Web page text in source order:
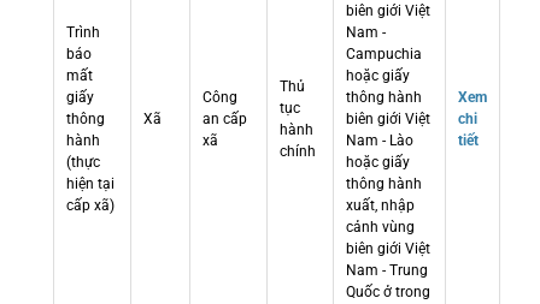
Trình
báo
mất
giấy
thông
hành
(thực
hiện tại
cấp xã)
Xã
Công
an cấp
xã
Thủ
tục
hành
chính
biên giới Việt
Nam -
Campuchia
hoặc giấy
thông hành
biên giới Việt
Nam - Lào
hoặc giấy
thông hành
xuất, nhập
cảnh vùng
biên giới Việt
Nam - Trung
Quốc ở trong
Xem
chi
tiết